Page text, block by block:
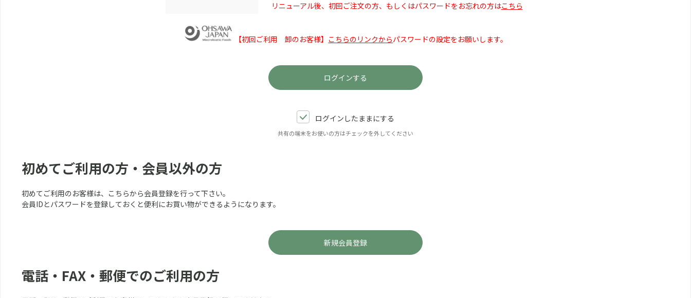
リニューアル後、初回ご注文の方、もしくはパスワードをお忘れの方はこちら
【初回ご利用 卸のお客様】 こちらのリンクからパスワードの設定をお願いします。
ログインしたままにする
共有の端末をお使いの方はチェックを外してください
初めてご利用の方・会員以外の方
初めてご利用のお客様は、こちらから会員登録を行って下さい。
会員IDとパスワードを登録しておくと便利にお買い物ができるようになります。
電話・FAX・郵便でのご利用の方